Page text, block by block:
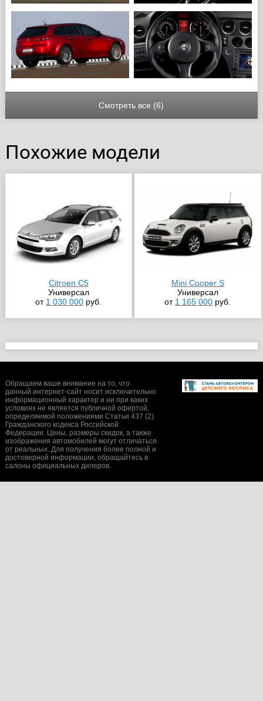
Смотреть все (6)
Похожие модели
Citroen C5
Универсал
от 1 030 000 руб.
Mini Cooper S
Универсал
от 1 165 000 руб.
Обращаем ваше внимание на то, что
данный интернет-сайт носит исключительно
информационный характер и ни при каких
условиях не является публичной офертой,
определяемой положениями Статьи 437 (2)
Гражданского кодекса Российской
Федерации. Цены, размеры скидок, а также
изображения автомобилей могут отличаться
от реальных. Для получения более полной и
достоверной информации, обращайтесь в
салоны официальных дилеров.